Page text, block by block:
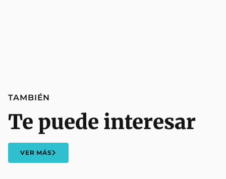
TAMBIÉN
Te puede interesar
VER MÁS